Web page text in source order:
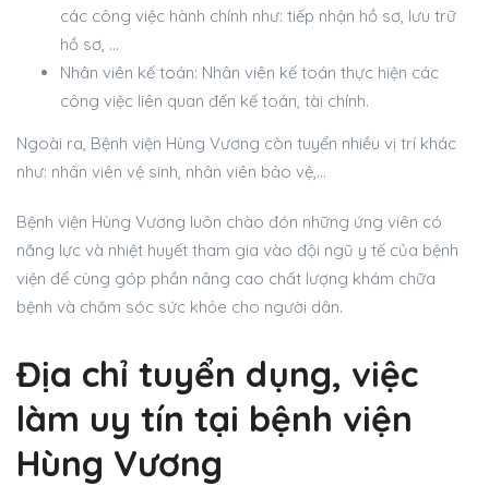
các công việc hành chính như: tiếp nhận hồ sơ, lưu trữ
hồ sơ, …
Nhân viên kế toán: Nhân viên kế toán thực hiện các
công việc liên quan đến kế toán, tài chính.
Ngoài ra, Bệnh viện Hùng Vương còn tuyển nhiều vị trí khác
như: nhân viên vệ sinh, nhân viên bảo vệ,…
Bệnh viện Hùng Vương luôn chào đón những ứng viên có
năng lực và nhiệt huyết tham gia vào đội ngũ y tế của bệnh
viện để cùng góp phần nâng cao chất lượng khám chữa
bệnh và chăm sóc sức khỏe cho người dân.
Địa chỉ tuyển dụng, việc
làm uy tín tại bệnh viện
Hùng Vương